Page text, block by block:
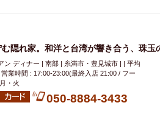
島野菜 しゃぶしゃぶ パクチー
、メガ盛り つけ麺 日本そば 冬
オーガニック プレミアムフライデー
ハイボール
ざい チーズタッカルビ 奥武山公園駅
隠れ家。和洋と台湾が響き合う、珠玉
ン ディナー | 南部 | 糸満市・豊見城市 | | 平均
業時間 : 17:00-23:00(最終入店 21:00 / フー
・火
050-8884-3433